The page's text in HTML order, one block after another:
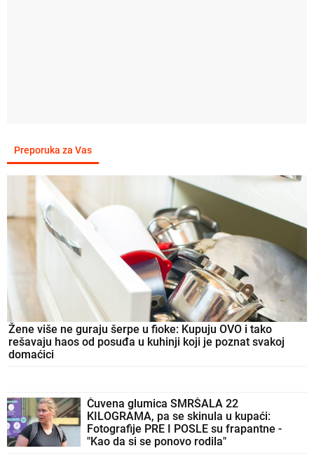
Preporuka za Vas
Žene više ne guraju šerpe u fioke: Kupuju OVO i tako
rešavaju haos od posuđa u kuhinji koji je poznat svakoj
domaćici
Čuvena glumica SMRŠALA 22
KILOGRAMA, pa se skinula u kupaći:
Fotografije PRE I POSLE su frapantne -
"Kao da si se ponovo rodila"